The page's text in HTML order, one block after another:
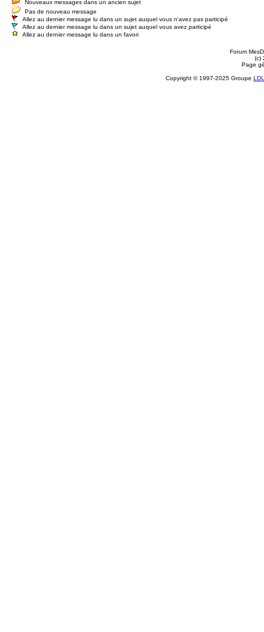
Nouveaux messages dans un ancien sujet
Pas de nouveau message
Allez au dernier message lu dans un sujet auquel vous n'avez pas participé
Allez au dernier message lu dans un sujet auquel vous avez participé
Allez au dernier message lu dans un favori
Forum
(c)
Page
Copyright © 1997-2025 Groupe